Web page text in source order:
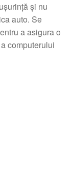
și nu
auto. Se
a asigura o
computerului